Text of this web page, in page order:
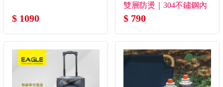
$ 1090
雙層防燙｜304不鏽鋼內
膽
$ 790